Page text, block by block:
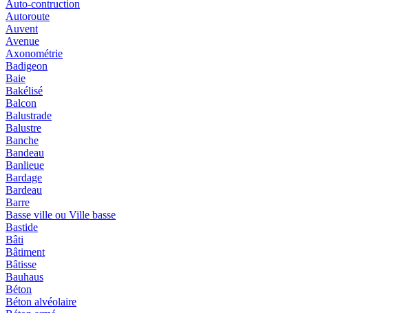
Auto-contruction
Autoroute
Auvent
Avenue
Axonométrie
Badigeon
Baie
Bakélisé
Balcon
Balustrade
Balustre
Banche
Bandeau
Banlieue
Bardage
Bardeau
Barre
Basse ville ou Ville basse
Bastide
Bâti
Bâtiment
Bâtisse
Bauhaus
Béton
Béton alvéolaire